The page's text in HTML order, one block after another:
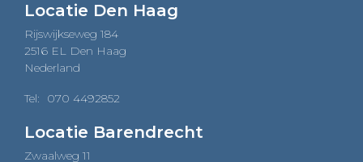
Locatie Den Haag
Rijswijkseweg 184
2516 EL Den Haag
Nederland
Tel: 070 4492852
Locatie Barendrecht
Zwaalweg 11